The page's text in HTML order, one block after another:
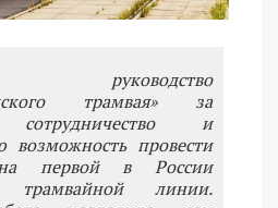
руководство
трамвая» за
сотрудничество и
возможность провести
на первой в России
трамвайной линии.